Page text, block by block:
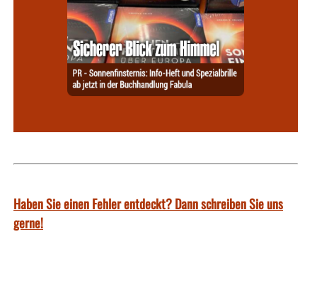
Haben Sie einen Fehler entdeckt? Dann schreiben Sie uns
gerne!